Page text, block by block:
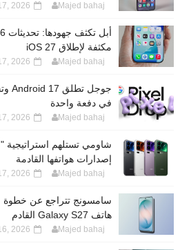
Majed bahaj
2026
مكثفة لإطلاق iOS 27
Majed bahaj
2026
في دفعة واحدة
Majed bahaj
2026
شاومي تستلهم استراتيجية
إصدارات هواتفها القادمة
Majed bahaj
2026
سامسونج تتراجع عن خطوة
هاتف Galaxy S27 القادم
Majed bahaj
2026